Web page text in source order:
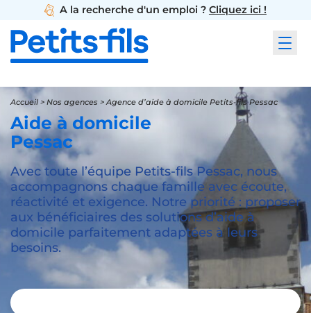
A la recherche d'un emploi ? Cliquez ici !
Accueil > Nos agences >Agence d’aide à domicile Petits-fils Pessac
Aide à domicile
Pessac
Avec toute l’équipe Petits-fils Pessac, nous
accompagnons chaque famille avec écoute,
réactivité et exigence. Notre priorité : proposer
aux bénéficiaires des solutions d’aide à
domicile parfaitement adaptées à leurs
besoins.